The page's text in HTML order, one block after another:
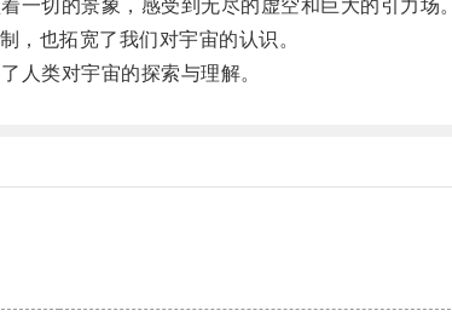
切的景象，感受到无尽的虚空和巨大的引力场。
也拓宽了我们对宇宙的认识。
类对宇宙的探索与理解。